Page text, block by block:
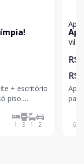
+ escritório
piso.
e IPTU
e é justament
1 3 1 2
Vila
R$
R$
62